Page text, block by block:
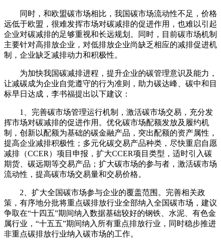
同时，和欧盟碳市场相比，我国碳市场流动性不足，价格
远低于欧盟，很难发挥市场对碳减排的促进作用，也难以引起
企业对碳减排的足够重视和长远规划。同时，目前碳市场机制
主要针对高排放企业，对低排放企业尚缺乏相应的减排促进机
制，企业缺乏减排动力和积极性。
为加快我国碳减排进程，提升企业的碳管理意识及能力，
让减碳成为企业自觉遵守的行为准则，助力碳达峰、碳中和目
标早日达成，李书福提出以下建议：
1、完善碳市场管理运行机制，激活碳市场交易，充分发
挥市场对碳减排的促进作用。优化碳市场配额发放及履约机
制，创新以配额为基础的碳金融产品，突出配额的资产属性，
提高企业减排积极性；多元化碳交易产品种类，尽快重启自愿
减排（CCER）项目申报，扩大CCER项目类型，适时引入碳
期货、碳远期等交易产品；扩大碳市场的参与者，激活碳市场
流动性，提高碳市场交易量和交易价格。
2、扩大全国碳市场参与企业的覆盖范围。完善相关政
策，有序地分批将重点碳排放行业全部纳入全国碳市场，建议
争取在“十四五”期间纳入数据基础较好的钢铁、水泥、有色金
属行业，“十五五”期间纳入所有重点排放行业，同时稳步推进
非重点碳排放行业纳入碳市场的工作。